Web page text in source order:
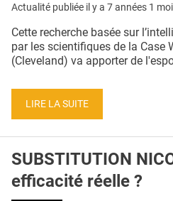
QUI SOMMES-NOUS ?
CONDITIONS GÉNÉRALES
CRÉDITS
Actualité publiée il y a 7 années 1
Cette recherche basée sur
par les scientifiques de la Case
(Cleveland) va apporter de
LIRE LA SUITE
SUBSTITUTION
efficacité réelle ?